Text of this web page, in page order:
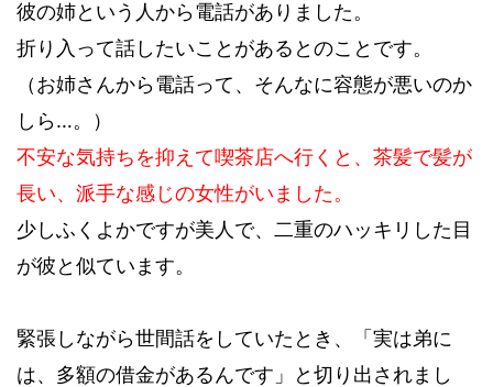
彼の姉という人から電話がありました。
折り入って話したいことがあるとのことです。
（お姉さんから電話って、そんなに容態が悪いのか
しら…。）
不安な気持ちを抑えて喫茶店へ行くと、茶髪で髪が
長い、派手な感じの女性がいました。
少しふくよかですが美人で、二重のハッキリした目
が彼と似ています。
緊張しながら世間話をしていたとき、「実は弟に
は、多額の借金があるんです」と切り出されまし